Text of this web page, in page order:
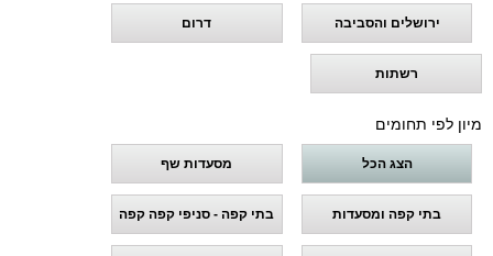
ירושלים והסביבה דרום
רשתות
מיון לפי תחומים
הצג הכל מסעדות שף
בתי קפה ומסעדות בתי קפה - סניפי קפה קפה